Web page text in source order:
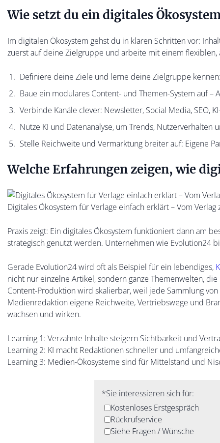
Wie setzt du ein digitales
Im digitalen Ökosystem gehst du in klaren Schritten vor:
zuerst auf deine Zielgruppe und arbeite mit einem
Definiere deine Ziele und lerne deine Zielgruppe
Baue ein modulares Content- und Themen-System auf –
Verbinde Kanäle clever: Newsletter, Social Media, SEO,
Nutze KI und Datenanalyse, um Trends, Nutzerverhalten
Stelle Reichweite und Vermarktung breiter auf: Eigene
Welche Erfahrungen zeigen, wie
Digitales Ökosystem für Verlage einfach erklärt – Vom
Praxis zeigt: Ein digitales Ökosystem funktioniert dann am
strategisch genutzt werden. Unternehmen wie Evolution24
Gerade Evolution24 wird oft als Beispiel für ein lebendiges,
nicht nur einzelne Artikel, sondern ganze Themenwelten,
Content-Produktion wird skalierbar, weil jede Sammlung
Medienredaktion eigene Reichweite, Vertriebswege und
wachsen und wirken.
Learning 1: Verzahnte Inhalte steigern Sichtbarkeit und
Learning 2: KI macht Redaktionen schneller und
Learning 3: Medien-Ökosysteme sind für Mittelstand und
not
this
field
*Sie interessieren sich für:
Kostenloses Erstgespräch
Rückrufservice
Siehe Fragen / Wünsche